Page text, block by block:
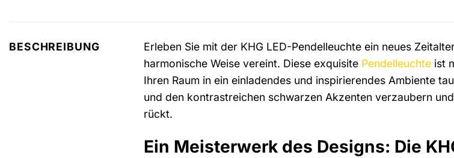
BESCHREIBUNG
Erleben Sie mit der KHG LED-Pendelleuchte ein neues
harmonische Weise vereint. Diese exquisite Pendelleuchte ist
Ihren Raum in ein einladendes und inspirierendes Ambiente
und den kontrastreichen schwarzen Akzenten verzaubern
rückt.
Ein Meisterwerk des Designs: Die